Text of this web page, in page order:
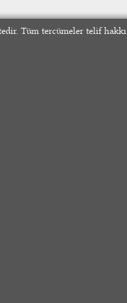
Tüm tercümeler telif hakkı